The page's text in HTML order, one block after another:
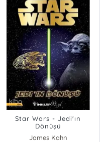
Star Wars - Jedi'ın
Dönüşü
James Kahn